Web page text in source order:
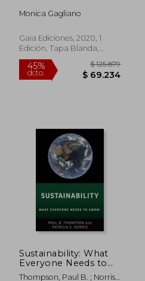
Monica Gagliano
Gaia Ediciones, 2020, 1
Edición, Tapa Blanda,
Nuevo
Sustainability: What
Everyone Needs to
Know® (en Inglés)
Thompson, Paul B. ; Norris,